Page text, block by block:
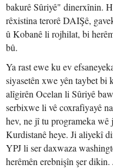
bakurê Sûriyê" dinerxînin.
rêxistina terorê DAIŞê,
û Kobanê li rojhilat, bi
bû.
Ya rast ewe ku ev
siyasetên xwe yên taybet bi
alîgirên Ocelan li Sûriyê
serbixwe li vê coxrafiyayê
hev, ne jî tu programeka
Kurdistanê heye. Ji aliyekî
YPJ li ser daxwaza
herêmên erebnişîn şer